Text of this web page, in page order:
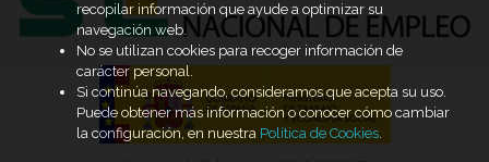
recopilar información que ayude a optimizar su
navegación web.
No se utilizan cookies para recoger información de
carácter personal.
Si continúa navegando, consideramos que acepta su uso.
Puede obtener más información o conocer cómo cambiar
la configuración, en nuestra Política de Cookies.